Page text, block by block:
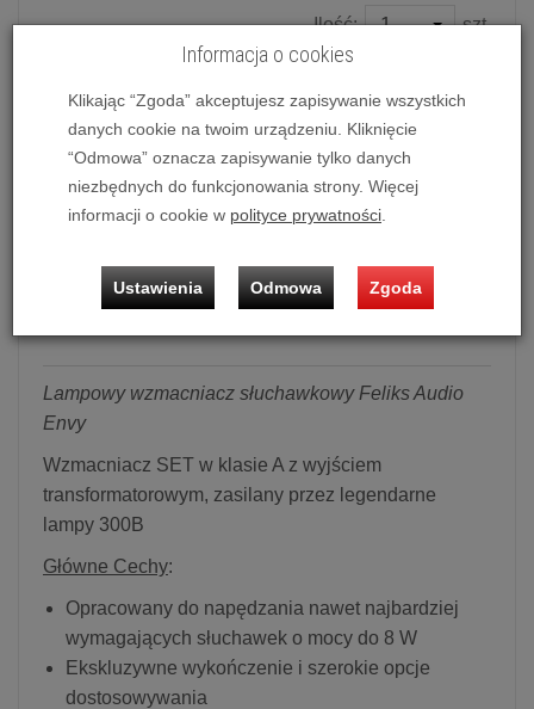
Ilość: szt.
29 500,00 zł
dodaj do koszyka
Możliwość zakupu produktu w bezpłatnym systemie
Lampowy wzmacniacz słuchawkowy Feliks Audio
Envy
Wzmacniacz SET w klasie A z wyjściem
transformatorowym, zasilany przez legendarne
lampy 300B
Główne Cechy:
Opracowany do napędzania nawet najbardziej
wymagających słuchawek o mocy do 8 W
Ekskluzywne wykończenie i szerokie opcje
dostosowywania
Informacja o cookies
Klikając “Zgoda” akceptujesz zapisywanie wszystkich
danych cookie na twoim urządzeniu. Kliknięcie
“Odmowa” oznacza zapisywanie tylko danych
niezbędnych do funkcjonowania strony. Więcej
informacji o cookie w polityce prywatności.
Ustawienia Odmowa Zgoda